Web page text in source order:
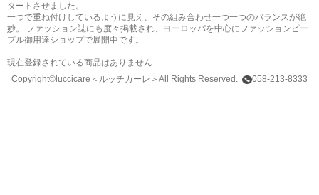
タートさせました。
一つで重ね付けしているように見え、その組み合わせ一つ一つのバランスが絶
妙。 ファッション誌にも度々掲載され、ヨーロッパを中心にファッションピー
プル御用達ショップで展開中です。
現在登録されている商品はありません
Copyright©luccicare ＜ルッチカーレ＞ All Rights Reserved. 058-213-8333